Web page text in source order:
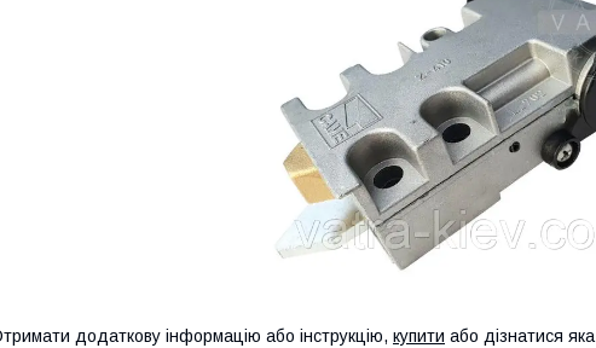
додаткову інформацію або інструкцію, купити або дізнатися яка